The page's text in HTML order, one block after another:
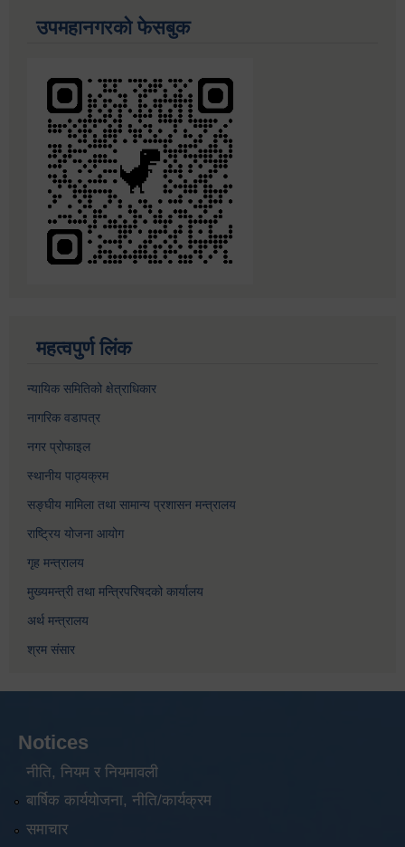
उपमहानगरको फेसबुक
महत्वपुर्ण लिंक
न्यायिक समितिको क्षेत्राधिकार
नागरिक वडापत्र
नगर प्रोफाइल
स्थानीय पाठ्यक्रम
सङ्घीय मामिला तथा सामान्य प्रशासन मन्त्रालय
राष्ट्रिय योजना आयोग
गृह मन्त्रालय
मुख्यमन्त्री तथा मन्त्रिपरिषदको कार्यालय
अर्थ मन्त्रालय
श्रम संसार
Notices
नीति, नियम र नियमावली
बार्षिक कार्ययोजना, नीति/कार्यक्रम
समाचार